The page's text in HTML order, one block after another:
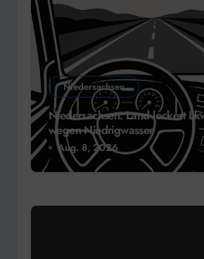
Niedersachsen
Niedersachsen: Land lockert
wegen Niedrigwasser
Aug. 8, 2026